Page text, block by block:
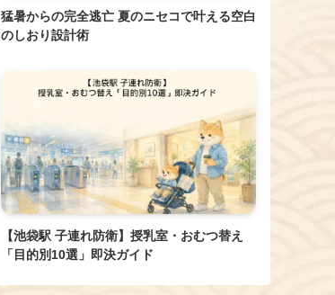
猛暑からの完全逃亡 夏のニセコで叶える空白
のしおり設計術
【池袋駅 子連れ防衛】授乳室・おむつ替え
「目的別10選」即決ガイド